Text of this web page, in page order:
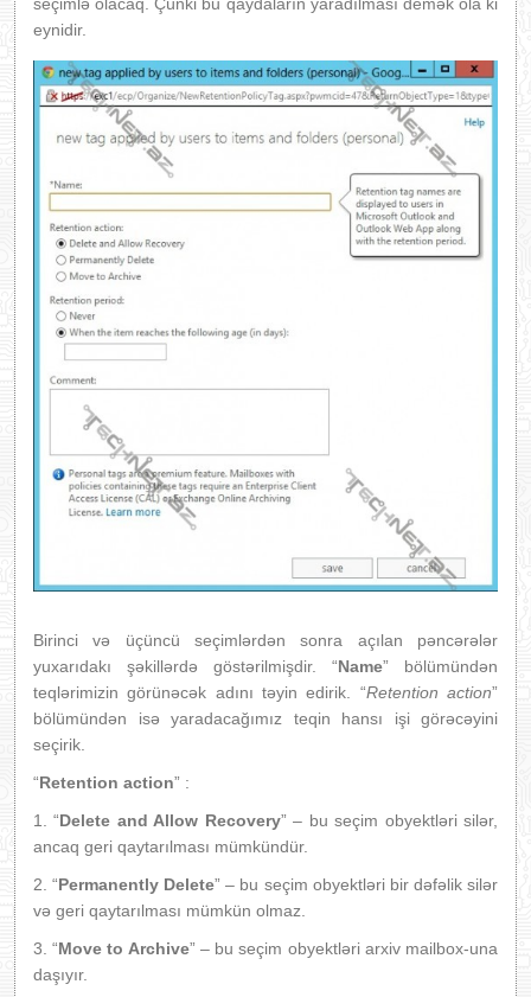
seçimlə olacaq. Çünki bu qaydaların yaradılması demək ola ki
eynidir.
Birinci və üçüncü seçimlərdən sonra açılan pəncərələr
yuxarıdakı şəkillərdə göstərilmişdir. “Name” bölümündən
teqlərimizin görünəcək adını təyin edirik. “Retention action”
bölümündən isə yaradacağımız teqin hansı işi görəcəyini
seçirik.
“Retention action” :
1. “Delete and Allow Recovery” – bu seçim obyektləri silər,
ancaq geri qaytarılması mümkündür.
2. “Permanently Delete” – bu seçim obyektləri bir dəfəlik silər
və geri qaytarılması mümkün olmaz.
3. “Move to Archive” – bu seçim obyektləri arxiv mailbox-una
daşıyır.